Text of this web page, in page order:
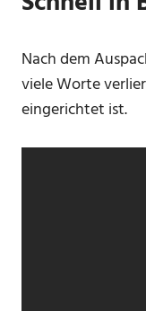
Nach dem
viele Worte
eingerichtet ist.